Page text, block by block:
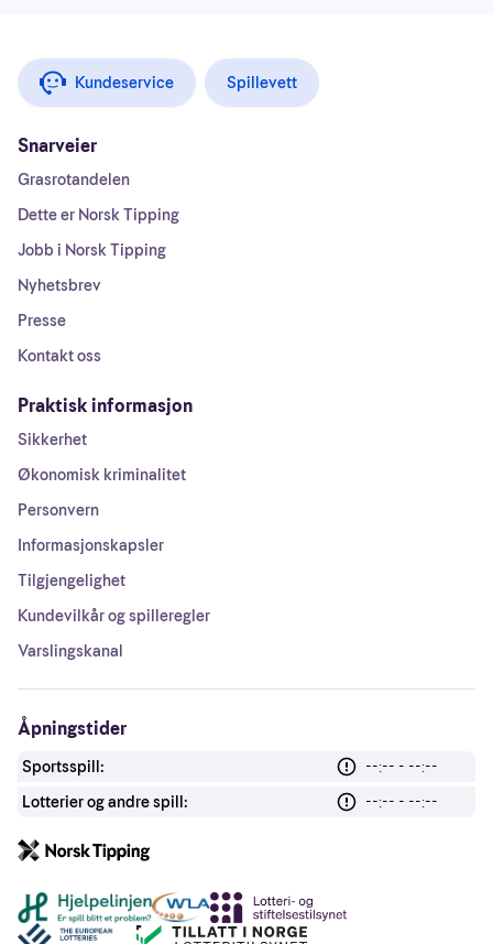
Kundeservice Spillevett
Snarveier
Grasrotandelen
Dette er Norsk Tipping
Jobb i Norsk Tipping
Nyhetsbrev
Presse
Kontakt oss
Praktisk informasjon
Sikkerhet
Økonomisk kriminalitet
Personvern
Informasjonskapsler
Tilgjengelighet
Kundevilkår og spilleregler
Varslingskanal
Åpningstider
Sportsspill:
--:-- - --:--
Lotterier og andre spill:
--:-- - --:--
Andre lenker